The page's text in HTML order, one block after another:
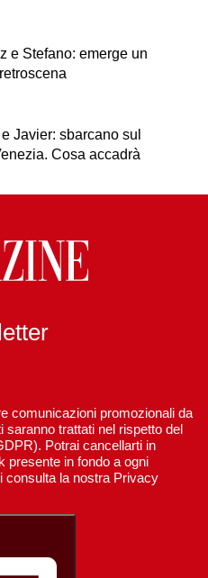
e Stefano: emerge un
Javier: sbarcano sul
Cosa accadrà
comunicazioni promozionali da
saranno trattati nel rispetto del
Potrai cancellarti in
presente in fondo a ogni
consulta la nostra Privacy